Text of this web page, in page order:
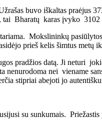
buvo iškaltas praėjus
Bharatų karas įvyko
Mokslininkų
prieš kelis šimtus metų
pradžios datą. Ji neturi
nei viename
stipriai abejoti jo
su sunkumais.